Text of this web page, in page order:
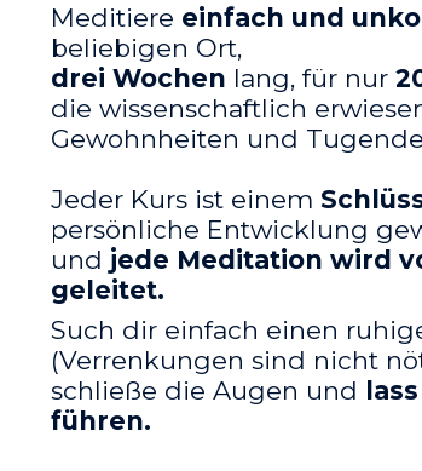
Meditiere einfach und
beliebigen Ort,
drei Wochen lang, für nur
die wissenschaftlich
Gewohnheiten und
Jeder Kurs ist einem
persönliche Entwicklung
und jede Meditation wird
geleitet.
Such dir einfach einen
(Verrenkungen sind nicht
schließe die Augen und
führen.